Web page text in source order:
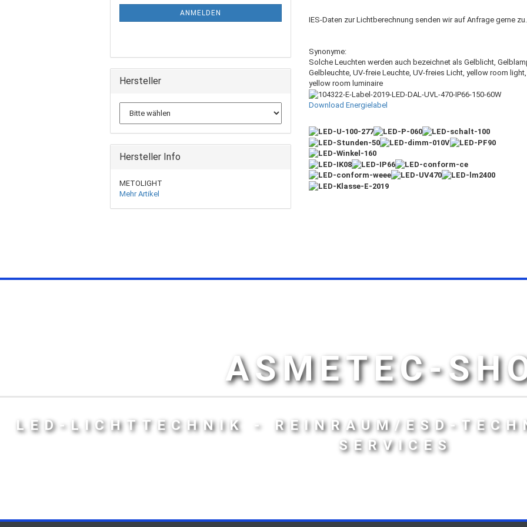
IES-Daten zur Lichtberechnung senden wir auf Anfrage gerne zu.
Synonyme:
Solche Leuchten werden auch bezeichnet als Gelblicht,
Gelbleuchte, UV-freie Leuchte, UV-freies Licht, yellow room light,
yellow room luminaire
Download Energielabel
ANMELDEN
Hersteller
Hersteller Info
METOLIGHT
Mehr Artikel
ASMETEC-
LED-LICHTTECHNIK - REINRAUM/ESD-
SERVICES